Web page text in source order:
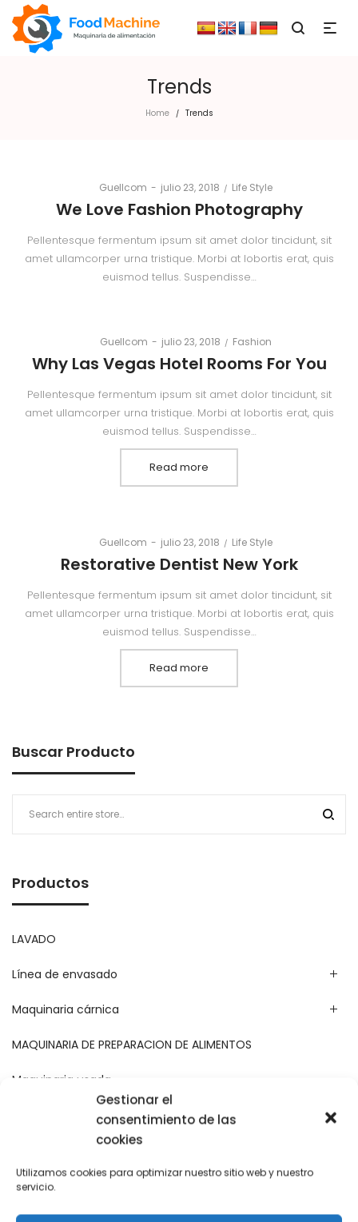
Gestionar el
consentimiento de las
cookies
Utilizamos cookies para optimizar nuestro sitio web y nuestro
servicio.
Trends
Home / Trends
Guellcom
Posted
on
julio 23, 2018
Posted
Life Style
We Love Fashion Photography
Pellentesque fermentum ipsum sit amet dolor tincidunt, sit
amet ullamcorper urna tristique. Morbi at lobortis erat, quis
euismod tellus. Suspendisse…
Guellcom
Posted
on
julio 23, 2018
Posted
Fashion
Why Las Vegas Hotel Rooms For You
Pellentesque fermentum ipsum sit amet dolor tincidunt, sit
amet ullamcorper urna tristique. Morbi at lobortis erat, quis
euismod tellus. Suspendisse…
Read more
Guellcom
Posted
on
julio 23, 2018
Posted
in
Life Style
Restorative Dentist New York
Pellentesque fermentum ipsum sit amet dolor tincidunt, sit
amet ullamcorper urna tristique. Morbi at lobortis erat, quis
euismod tellus. Suspendisse…
Read more
Buscar Producto
Productos
LAVADO
Línea de envasado
Maquinaria cárnica
MAQUINARIA DE PREPARACION DE ALIMENTOS
Maquinaria usada
Pesaje/Etiquetaje
Productos Destacados